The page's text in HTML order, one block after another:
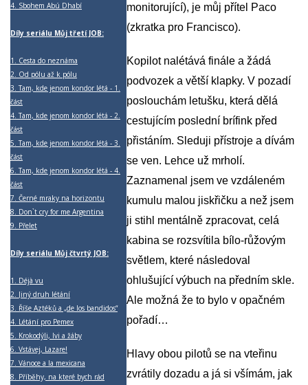
4. Sbohem Abú Dhabí
Díly seriálu Můj třetí JOB:
1. Cesta do neznáma
2. Od pólu až k pólu
3.Tam, kde jenom kondor létá - 1.
část
4.Tam, kde jenom kondor létá - 2.
část
5.Tam, kde jenom kondor létá - 3.
část
6.Tam, kde jenom kondor létá - 4.
část
7. Černé mraky na horizontu
8. Don`t cry for me Argentina
9. Přelet
Díly seriálu Můj čtvrtý JOB:
1. Déjà vu
2. Jiný druh létání
3. Říše Aztéků a „de los bandidos“
4. Létání pro Pemex
5. Krokodýli, lvi a žáby
6. Vstávej, Lazare!
7. Vánoce a la mexicana
8. Příběhy, na které bych rád
monitorující), je můj přítel Paco
(zkratka pro Francisco).
Kopilot nalétává finále a žádá
podvozek a větší klapky. V pozadí
poslouchám letušku, která dělá
cestujícím poslední brífink před
přistáním. Sleduji přístroje a dívám
se ven. Lehce už mrholí.
Zaznamenal jsem ve vzdáleném
kumulu malou jiskřičku a než jsem
ji stihl mentálně zpracovat, celá
kabina se rozsvítila bílo-růžovým
světlem, které následoval
ohlušující výbuch na předním skle.
Ale možná že to bylo v opačném
pořadí…
Hlavy obou pilotů se na vteřinu
zvrátily dozadu a já si všímám, jak